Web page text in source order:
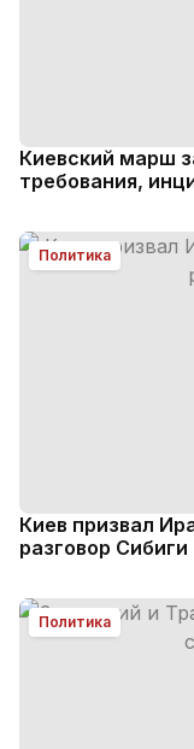
Киевский марш
требования,
Политика
Киев призвал
разговор Сибиги
Политика